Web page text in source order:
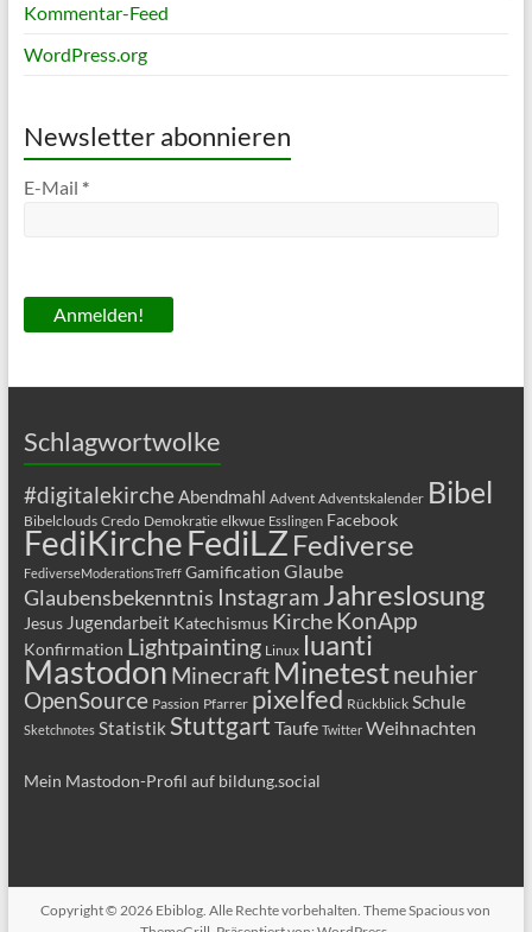
Kommentar-Feed
WordPress.org
Newsletter abonnieren
E-Mail *
Schlagwortwolke
#digitalekircheAbendmahl Advent Adventskalender Bibel
Bibelclouds Credo Demokratie elkwue Esslingen Facebook
FediKircheFediLZ Fediverse
FediverseModerationsTreff Gamification Glaube
Glaubensbekenntnis Instagram Jahreslosung
Jesus Jugendarbeit Katechismus KircheKonApp
Konfirmation Lightpainting Linux luanti
Mastodon Minecraft Minetestneuhier
OpenSource Passion Pfarrer pixelfed Rückblick Schule
Sketchnotes Statistik Stuttgart Taufe Twitter Weihnachten
Mein Mastodon-Profil auf bildung.social
Copyright © 2026 Ebiblog. Alle Rechte vorbehalten. ThemeSpaciousvon